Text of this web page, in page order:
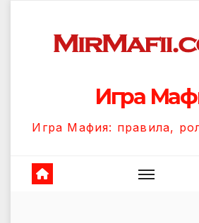
содержанию
Игра
Игра Мафия: правила,